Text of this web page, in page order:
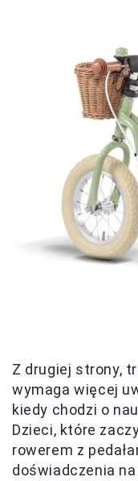
Z drugiej strony,
wymaga więcej
kiedy chodzi o
Dzieci, które
rowerem z
doświadczenia